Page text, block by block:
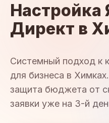
Настройка
Директ в
Системный подход к
для бизнеса в
защита бюджета от
заявки уже на 3-й